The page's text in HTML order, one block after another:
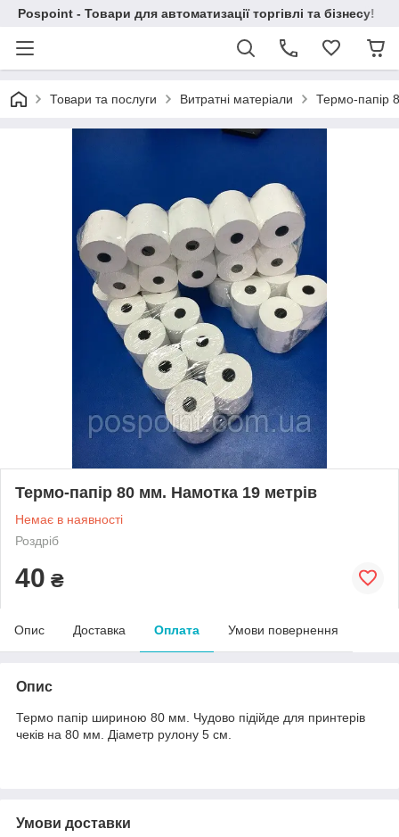
Pospoint - Товари для автоматизації торгівлі та бізнесу!
Товари та послуги Витратні матеріали Термо-папір
Термо-папір 80 мм. Намотка 19 метрів
Немає в наявності
Роздріб
40 ₴
Опис Доставка Оплата Умови повернення
Опис
Термо папір шириною 80 мм. Чудово підійде для принтерів
чеків на 80 мм. Діаметр рулону 5 см.
Умови доставки